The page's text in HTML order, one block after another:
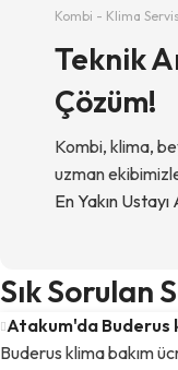
Kombi - Klima
Teknik
Çözüm!
Kombi, klima,
uzman
En Yakın Ustayı
Sık Sorulan
Atakum'da Buderus
Buderus klima bakım